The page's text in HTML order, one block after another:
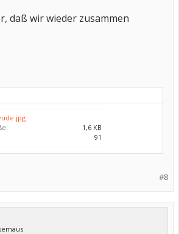
daß wir wieder zusammen
1,6 KB
91
#8